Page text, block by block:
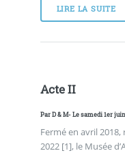
LIRE LA SUITE
Acte II
ParD & M- Le samedi 1er
Fermé en avril
2022 [1], le Musée